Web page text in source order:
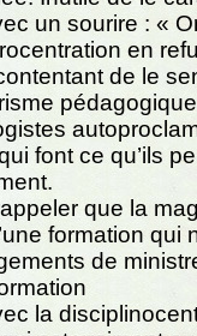
un sourire : «
en
de le
font ce qu’ils
que la
formation qui
de
la